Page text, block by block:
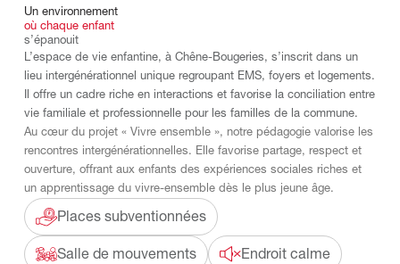
Un environnement
où chaque enfant
s’épanouit
L’espace de vie enfantine, à Chêne-Bougeries, s’inscrit dans un
lieu intergénérationnel unique regroupant EMS, foyers et logements.
Il offre un cadre riche en interactions et favorise la conciliation entre
vie familiale et professionnelle pour les familles de la commune.
Au cœur du projet « Vivre ensemble », notre pédagogie valorise les
rencontres intergénérationnelles. Elle favorise partage, respect et
ouverture, offrant aux enfants des expériences sociales riches et
un apprentissage du vivre-ensemble dès le plus jeune âge.
Places subventionnées
Salle de mouvements Endroit calme